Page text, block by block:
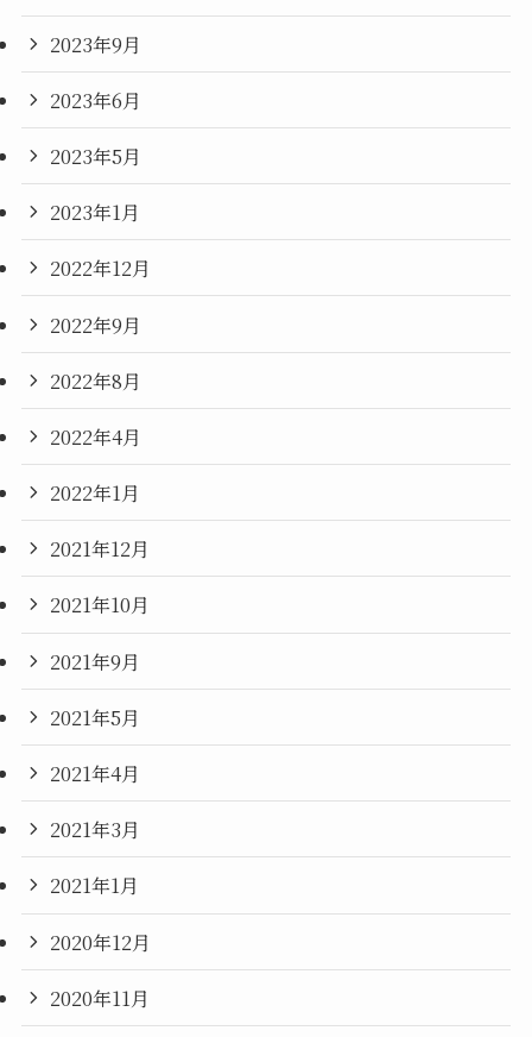
2023年9月
2023年6月
2023年5月
2023年1月
2022年12月
2022年9月
2022年8月
2022年4月
2022年1月
2021年12月
2021年10月
2021年9月
2021年5月
2021年4月
2021年3月
2021年1月
2020年12月
2020年11月